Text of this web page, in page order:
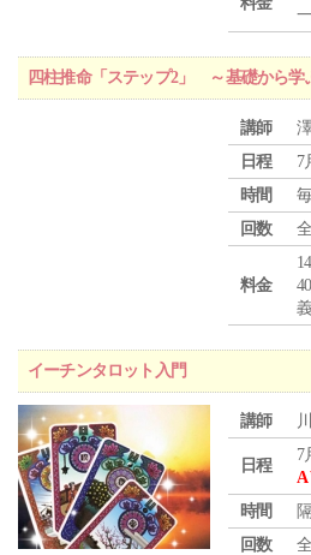
四柱推命「ステップ2」 ～基礎から学
講師
日程
7
時間
回数
料金
イーチンタロット入門
講師
日程
7
A
時間
回数